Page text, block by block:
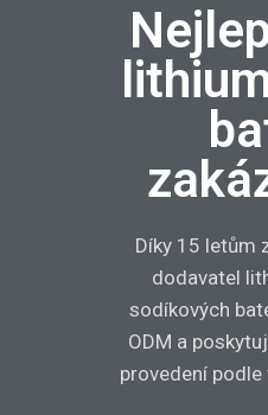
Díky 15 letům
dodavatel
sodíkových
ODM a
provedení